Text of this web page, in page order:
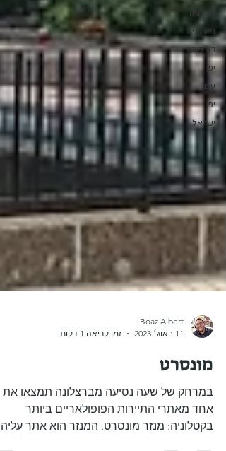
גאורגיה
גיאורגיה
בודפשט
יפן
עכו
יפן
ישראל
מונסרט
במרחק של שעה נסיעה מברצלונה תמצאו את
אחד מאתרי התיירות הפופולאריים ביותר
בקטלוניה: מנזר מונסרט. המנזר הוא אתר עליה